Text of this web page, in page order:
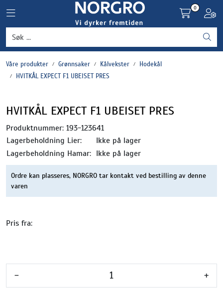
Toggle navigation
0
Våre produkter Grønnsaker Kålvekster
Hodekål
HVITKÅL EXPECT F1 UBEISET PRES
HVITKÅL EXPECT F1 UBEISET PRES
Produktnummer: 193-123641
Lagerbeholdning Lier:
Ikke på lager
Lagerbeholdning Hamar: Ikke på lager
Ordre kan plasseres, NORGRO tar kontakt ved bestilling av denne
varen
Pris fra:
- +
Grønnsaker
Settepotet og setteløk
Plantevern og nyttedyr
Blomster, potter og brett
Driftsmidler